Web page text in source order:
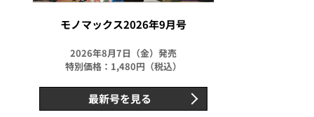
モノマックス2026年9月号
2026年8月7日（金）発売
特別価格：1,480円（税込）
最新号を見る